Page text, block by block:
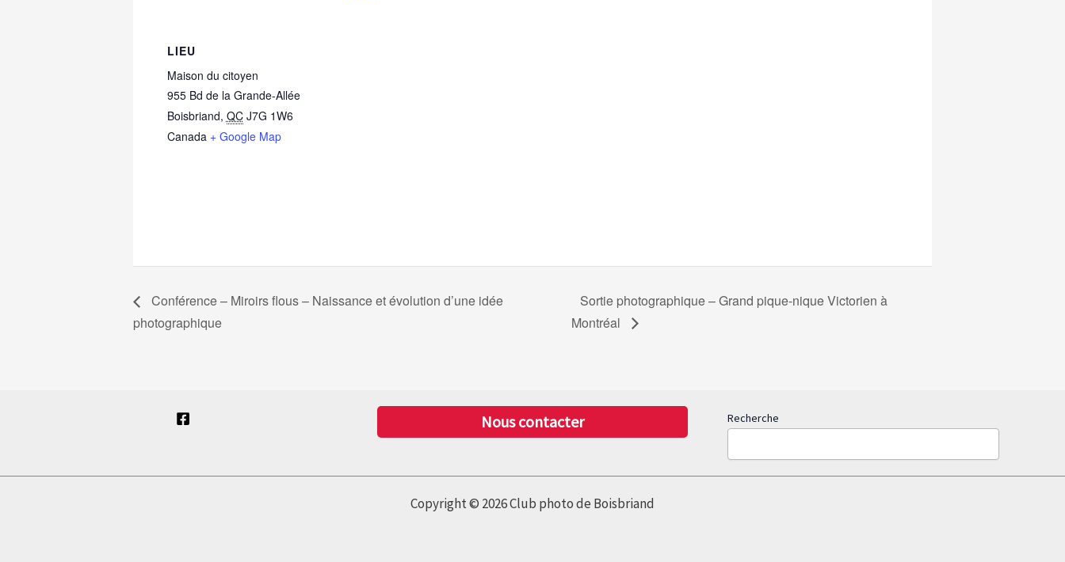
LIEU
Maison du citoyen
955 Bd de la Grande-Allée
Boisbriand, QC J7G 1W6
Canada + Google Map
Conférence – Miroirs flous – Naissance et évolution d’une idée
photographique
Sortie photographique – Grand pique-nique Victorien à
Montréal
Nous contacter Recherche
Copyright © 2026 Club photo de Boisbriand